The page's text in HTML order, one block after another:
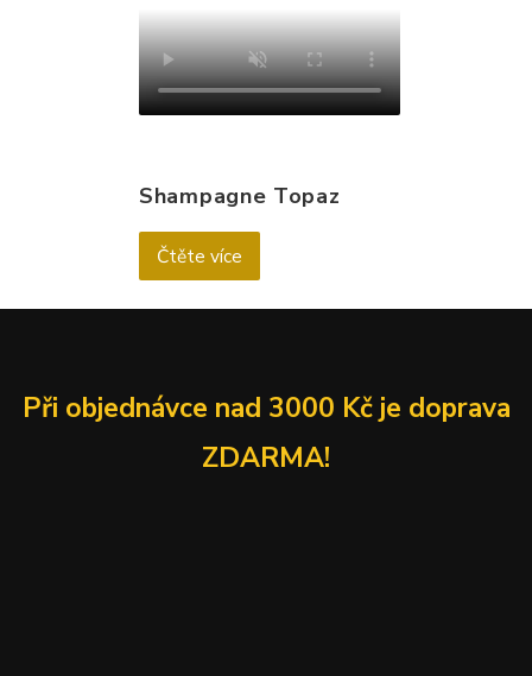
Shampagne Topaz
Čtěte více
Při objednávce nad 3000 Kč je doprava
ZDARMA!